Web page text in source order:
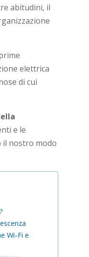
abitudini, il
elettrica
di cui
e le
il nostro modo
Wi-Fi e